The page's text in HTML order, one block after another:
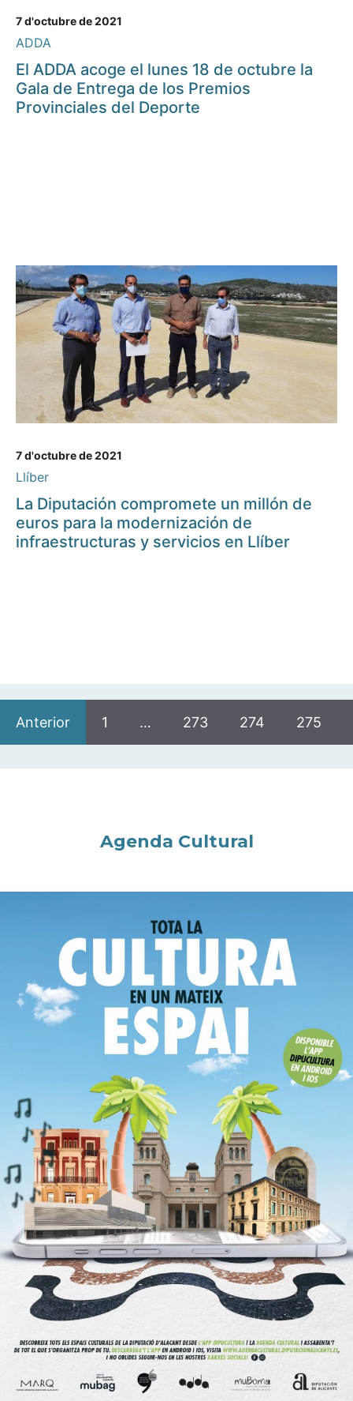
7 d'octubre de 2021
ADDA
El ADDA acoge el lunes 18 de octubre la
Gala de Entrega de los Premios
Provinciales del Deporte
7 d'octubre de 2021
Llíber
La Diputación compromete un millón de
euros para la modernización de
infraestructuras y servicios en Llíber
Anterior 1 … 273 274 275
Agenda Cultural